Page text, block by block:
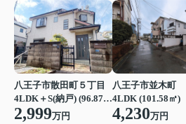
八王子市散田町５丁目
4LDK＋S(納戸) (96.87㎡)
2,999万円
八王子市並木町
4LDK (101.58㎡)
4,230万円